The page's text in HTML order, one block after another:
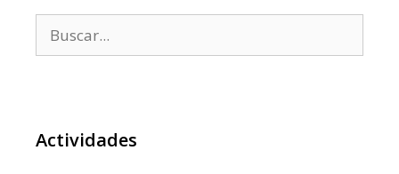
Actividades